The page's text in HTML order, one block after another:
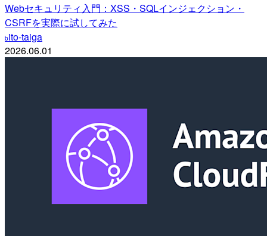
Webセキュリティ入門：XSS・SQLインジェクション・
CSRFを実際に試してみた
bito-taiga
2026.06.01